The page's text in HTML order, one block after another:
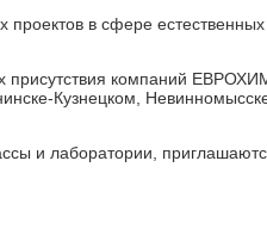
в сфере
присутствия компаний
Кузнецком,
и лаборатории,